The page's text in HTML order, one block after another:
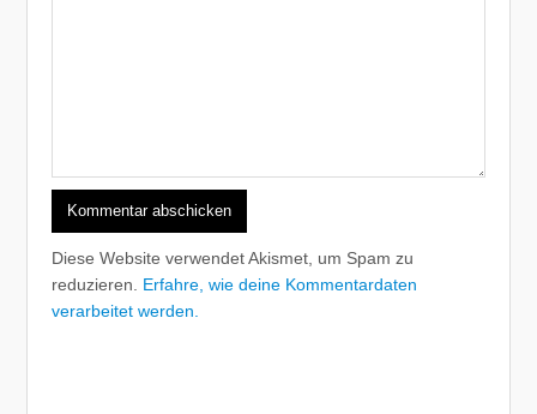
Diese Website verwendet Akismet, um Spam zu
reduzieren. Erfahre, wie deine Kommentardaten
verarbeitet werden.